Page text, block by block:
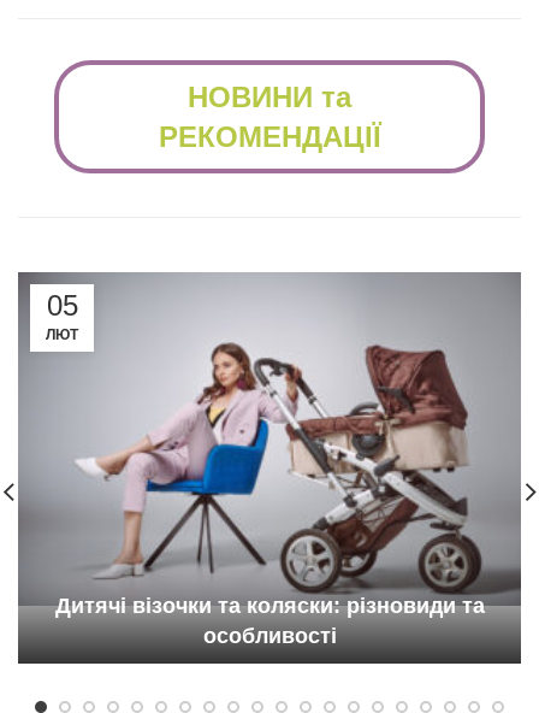
НОВИНИ та
РЕКОМЕНДАЦІЇ
05
ЛЮТ
Дитячі візочки та коляски: різновиди та
особливості